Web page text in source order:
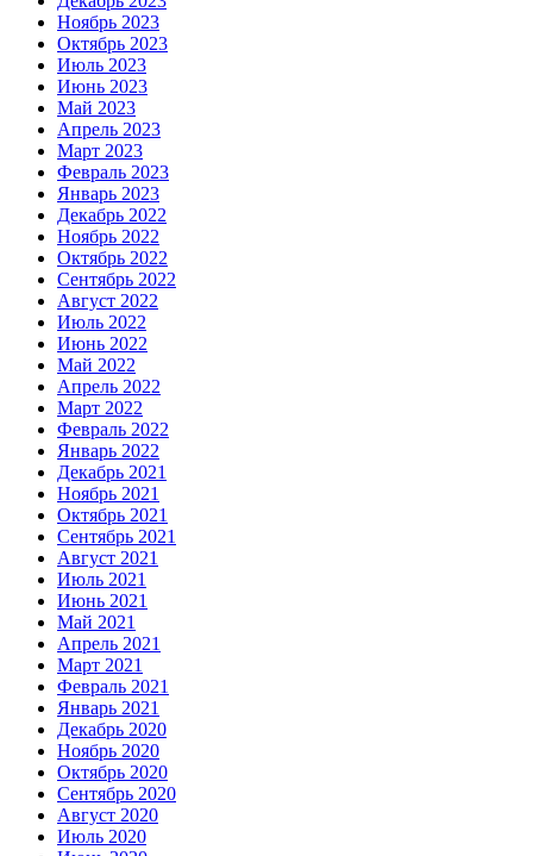
Ноябрь 2023
Октябрь 2023
Июль 2023
Июнь 2023
Май 2023
Апрель 2023
Март 2023
Февраль 2023
Январь 2023
Декабрь 2022
Ноябрь 2022
Октябрь 2022
Сентябрь 2022
Август 2022
Июль 2022
Июнь 2022
Май 2022
Апрель 2022
Март 2022
Февраль 2022
Январь 2022
Декабрь 2021
Ноябрь 2021
Октябрь 2021
Сентябрь 2021
Август 2021
Июль 2021
Июнь 2021
Май 2021
Апрель 2021
Март 2021
Февраль 2021
Январь 2021
Декабрь 2020
Ноябрь 2020
Октябрь 2020
Сентябрь 2020
Август 2020
Июль 2020